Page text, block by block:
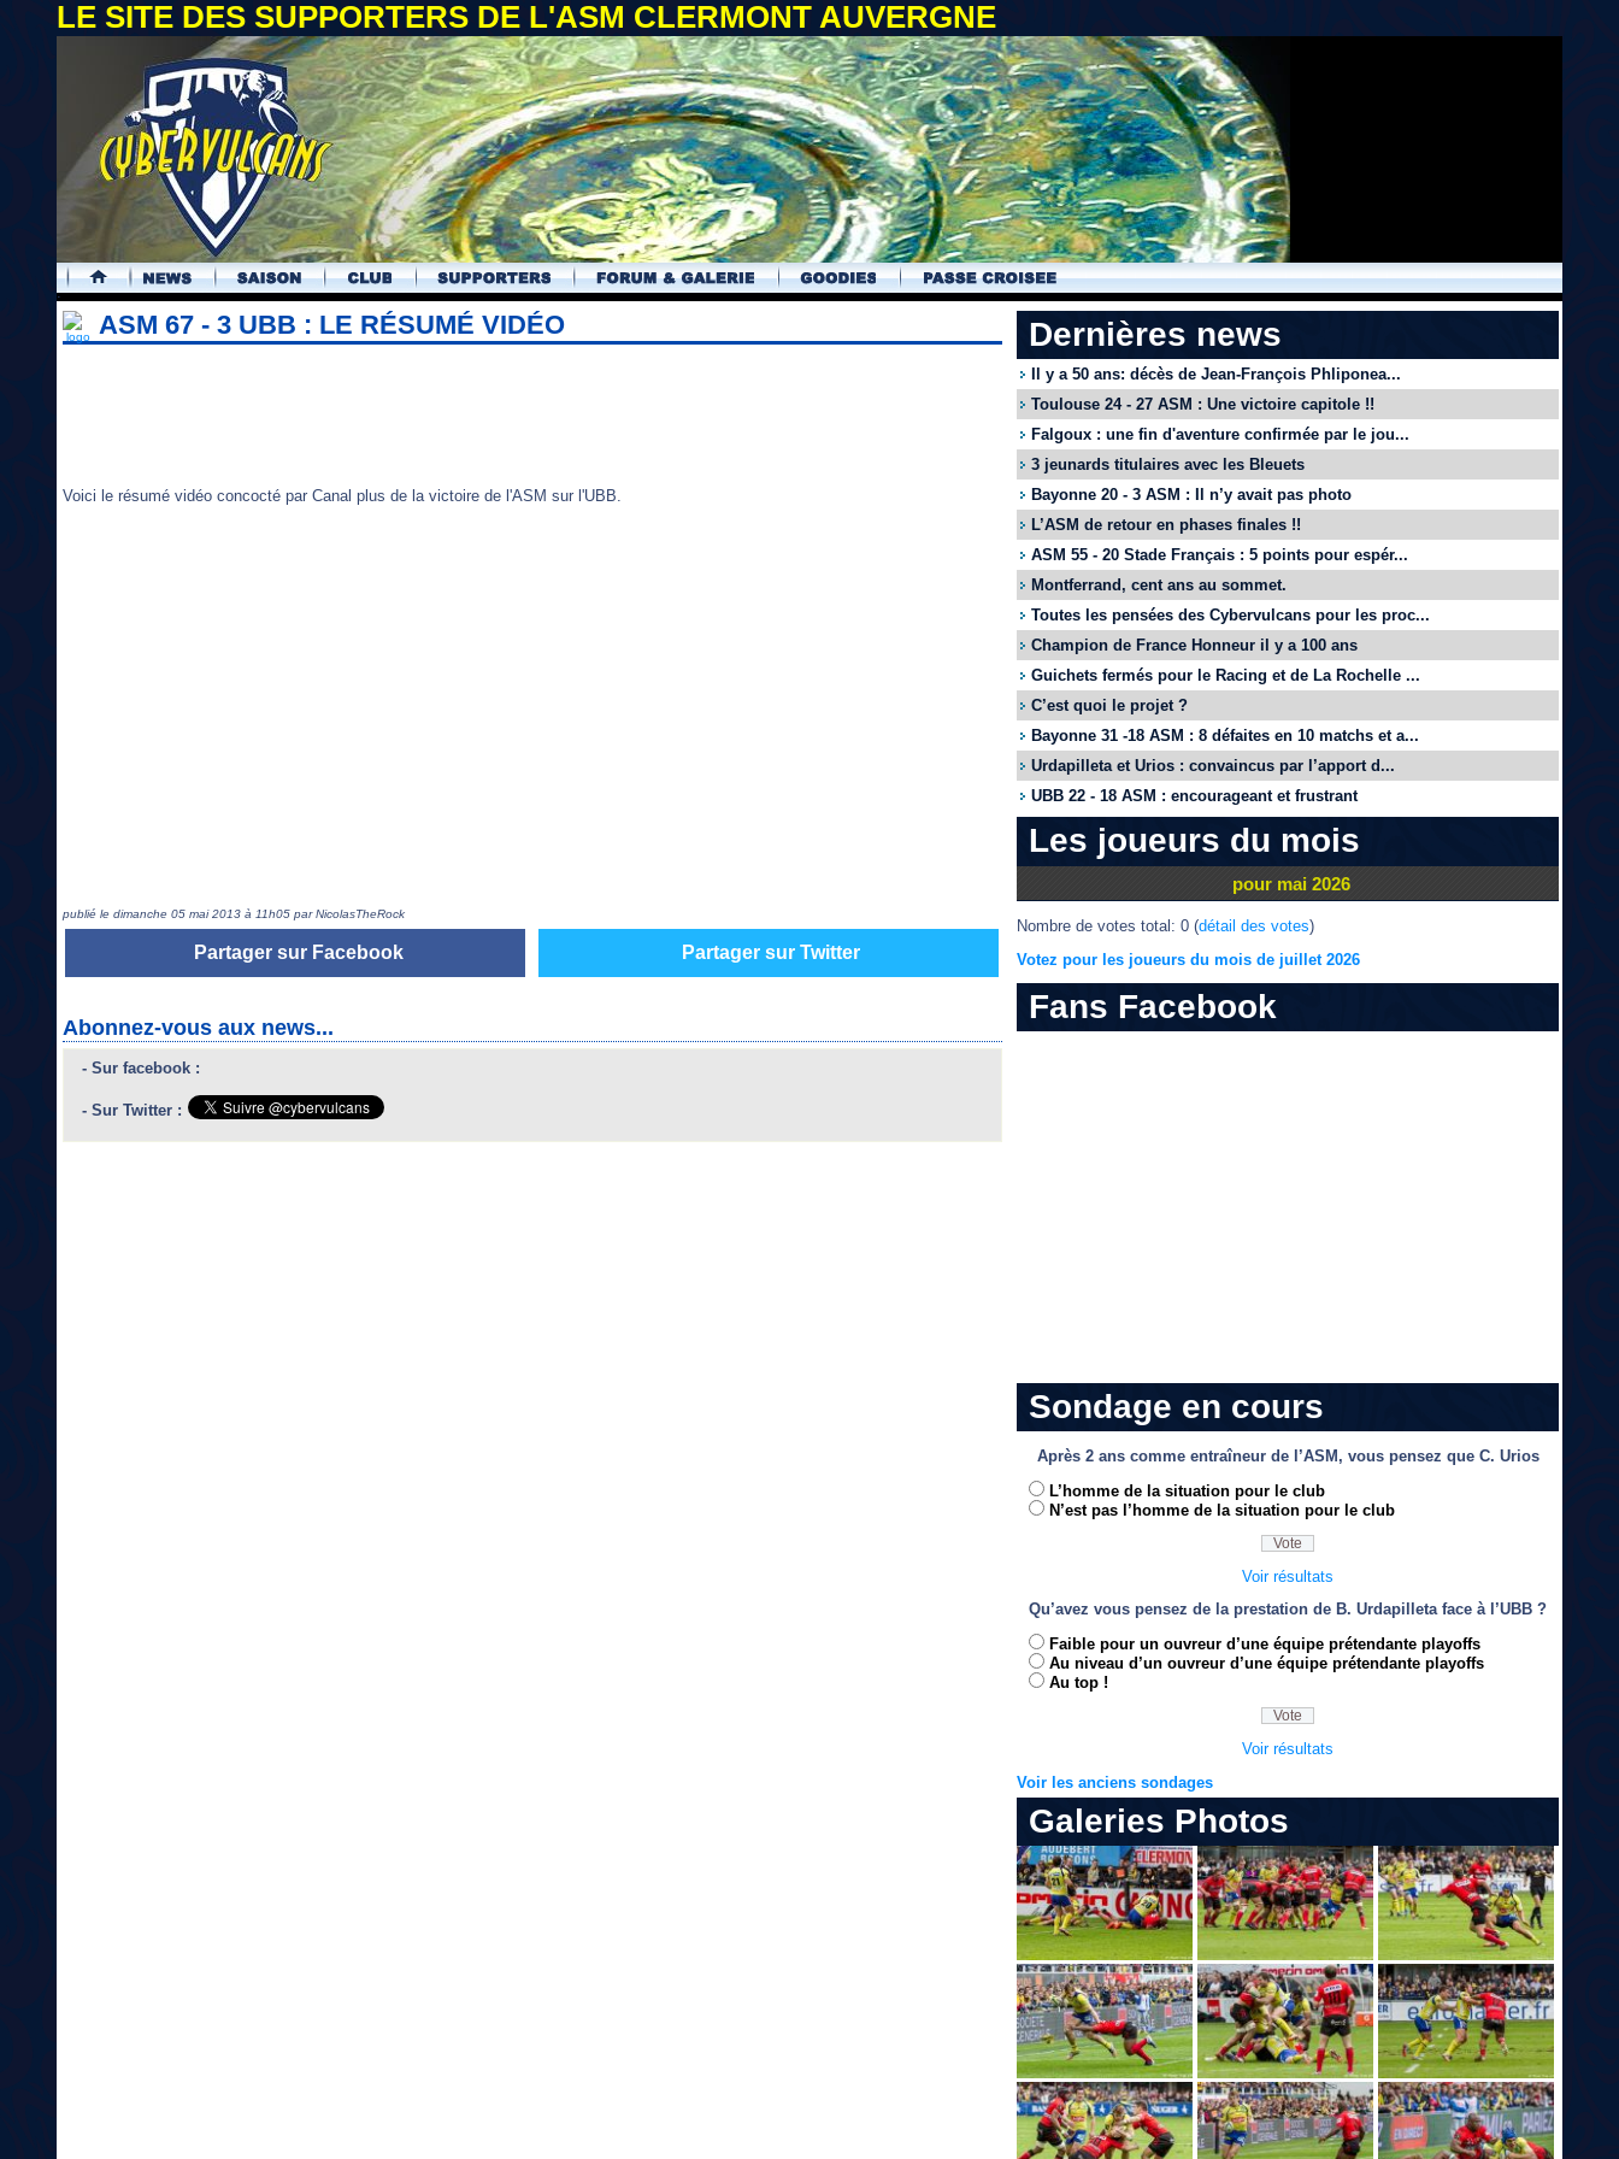
LE SITE DES SUPPORTERS DE L'ASM CLERMONT AUVERGNE
.
ASM 67 - 3 UBB : LE RÉSUMÉ VIDÉO
Voici le résumé vidéo concocté par Canal plus de la victoire de l'ASM sur l'UBB.
publié le dimanche 05 mai 2013 à 11h05 par NicolasTheRock
Partager sur Facebook Partager sur Twitter
Abonnez-vous aux news...
- Sur facebook :
- Sur Twitter :
Dernières news
Il y a 50 ans: décès de Jean-François Phliponea...
Toulouse 24 - 27 ASM : Une victoire capitole !!
Falgoux : une fin d'aventure confirmée par le jou...
3 jeunards titulaires avec les Bleuets
Bayonne 20 - 3 ASM : Il n’y avait pas photo
L’ASM de retour en phases finales !!
ASM 55 - 20 Stade Français : 5 points pour espér...
Montferrand, cent ans au sommet.
Toutes les pensées des Cybervulcans pour les proc...
Champion de France Honneur il y a 100 ans
Guichets fermés pour le Racing et de La Rochelle ...
C’est quoi le projet ?
Bayonne 31 -18 ASM : 8 défaites en 10 matchs et a...
Urdapilleta et Urios : convaincus par l’apport d...
UBB 22 - 18 ASM : encourageant et frustrant
Les joueurs du mois
pour mai 2026
Nombre de votes total: 0 (détail des votes)
Votez pour les joueurs du mois de juillet 2026
Fans Facebook
Sondage en cours
Après 2 ans comme entraîneur de l’ASM, vous pensez que C. Urios
L’homme de la situation pour le club
N’est pas l’homme de la situation pour le club
Voir résultats
Qu’avez vous pensez de la prestation de B. Urdapilleta face à l’UBB ?
Faible pour un ouvreur d’une équipe prétendante playoffs
Au niveau d’un ouvreur d’une équipe prétendante playoffs
Au top !
Voir résultats
Voir les anciens sondages
Galeries Photos